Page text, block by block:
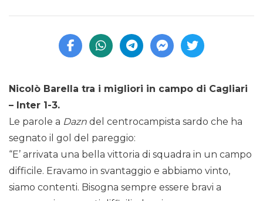
Nicolò Barella tra i migliori in campo di Cagliari
– Inter 1-3.
Le parole a Dazn del centrocampista sardo che ha
segnato il gol del pareggio:
“E’ arrivata una bella vittoria di squadra in un campo
difficile. Eravamo in svantaggio e abbiamo vinto,
siamo contenti. Bisogna sempre essere bravi a